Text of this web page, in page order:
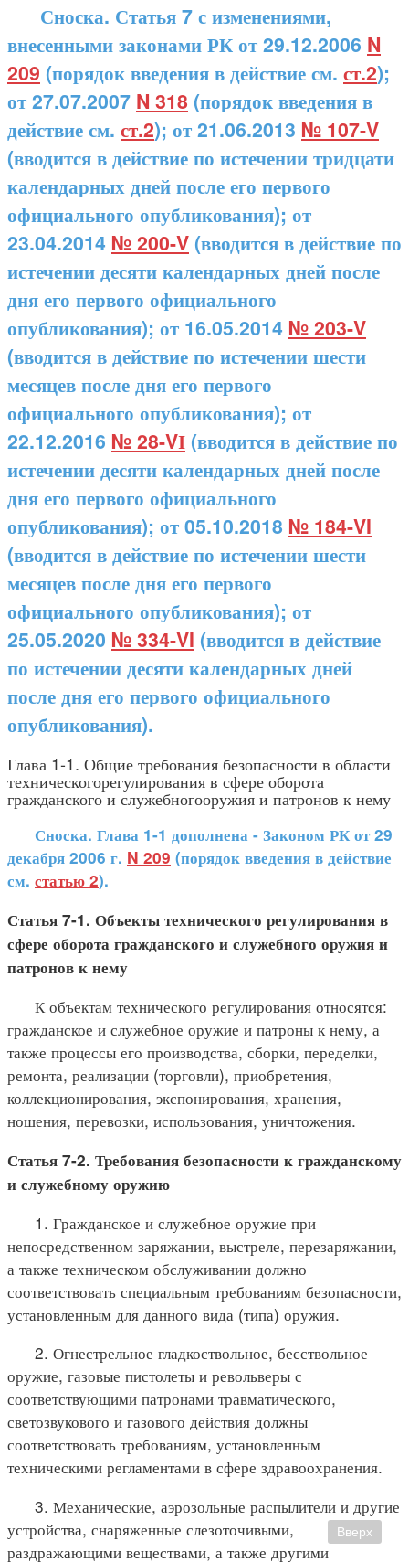
Сноска. Статья 7 с изменениями,
внесенными законами РК от 29.12.2006 N
209 (порядок введения в действие см. ст.2);
от 27.07.2007 N 318 (порядок введения в
действие см. ст.2); от 21.06.2013 № 107-V
(вводится в действие по истечении тридцати
календарных дней после его первого
официального опубликования); от
23.04.2014 № 200-V (вводится в действие по
истечении десяти календарных дней после
дня его первого официального
опубликования); от 16.05.2014 № 203-V
(вводится в действие по истечении шести
месяцев после дня его первого
официального опубликования); от
22.12.2016 № 28-VІ (вводится в действие по
истечении десяти календарных дней после
дня его первого официального
опубликования); от 05.10.2018 № 184-VI
(вводится в действие по истечении шести
месяцев после дня его первого
официального опубликования); от
25.05.2020 № 334-VI (вводится в действие
по истечении десяти календарных дней
после дня его первого официального
опубликования).
Глава 1-1. Общие требования безопасности в области
техническогорегулирования в сфере оборота
гражданского и служебногооружия и патронов к нему
Сноска. Глава 1-1 дополнена - Законом РК от 29
декабря 2006 г. N 209 (порядок введения в действие
см. статью 2).
Статья 7-1. Объекты технического регулирования в
сфере оборота гражданского и служебного оружия и
патронов к нему
К объектам технического регулирования относятся:
гражданское и служебное оружие и патроны к нему, а
также процессы его производства, сборки, переделки,
ремонта, реализации (торговли), приобретения,
коллекционирования, экспонирования, хранения,
ношения, перевозки, использования, уничтожения.
Статья 7-2. Требования безопасности к гражданскому
и служебному оружию
1. Гражданское и служебное оружие при
непосредственном заряжании, выстреле, перезаряжании,
а также техническом обслуживании должно
соответствовать специальным требованиям безопасности,
установленным для данного вида (типа) оружия.
2. Огнестрельное гладкоствольное, бесствольное
оружие, газовые пистолеты и револьверы с
соответствующими патронами травматического,
светозвукового и газового действия должны
соответствовать требованиям, установленным
техническими регламентами в сфере здравоохранения.
3. Механические, аэрозольные распылители и другие
устройства, снаряженные слезоточивыми,
раздражающими веществами, а также другими
Вверх